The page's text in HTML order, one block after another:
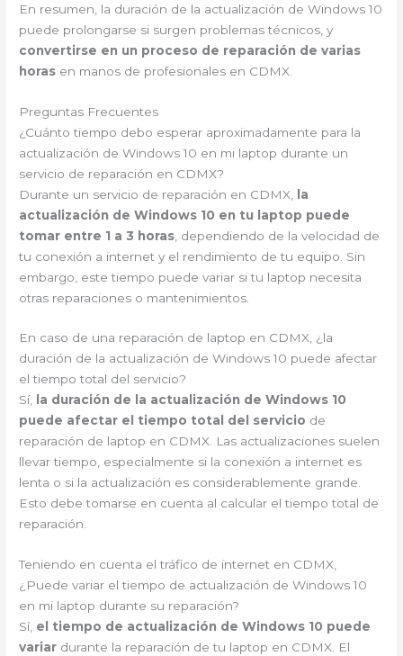
En resumen, la duración de la actualización de Windows 10
puede prolongarse si surgen problemas técnicos, y
convertirse en un proceso de reparación de varias
horas en manos de profesionales en CDMX.
Preguntas Frecuentes
¿Cuánto tiempo debo esperar aproximadamente para la
actualización de Windows 10 en mi laptop durante un
servicio de reparación en CDMX?
Durante un servicio de reparación en CDMX, la
actualización de Windows 10 en tu laptop puede
tomar entre 1 a 3 horas , dependiendo de la velocidad de
tu conexión a internet y el rendimiento de tu equipo. Sin
embargo, este tiempo puede variar si tu laptop necesita
otras reparaciones o mantenimientos.
En caso de una reparación de laptop en CDMX, ¿la
duración de la actualización de Windows 10 puede afectar
el tiempo total del servicio?
Sí, la duración de la actualización de Windows 10
puede afectar el tiempo total del servicio de
reparación de laptop en CDMX. Las actualizaciones suelen
llevar tiempo, especialmente si la conexión a internet es
lenta o si la actualización es considerablemente grande.
Esto debe tomarse en cuenta al calcular el tiempo total de
reparación.
Teniendo en cuenta el tráfico de internet en CDMX,
¿Puede variar el tiempo de actualización de Windows 10
en mi laptop durante su reparación?
Sí, el tiempo de actualización de Windows 10 puede
variar durante la reparación de tu laptop en CDMX. El